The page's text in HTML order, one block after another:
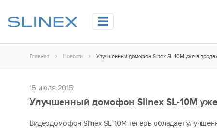
Главная Новости Улучшенный домофон Slinex SL-10M уже в
15 июля 2015
Улучшенный домофон Slinex SL-10M
Видеодомофон Slinex SL-10M теперь обладает